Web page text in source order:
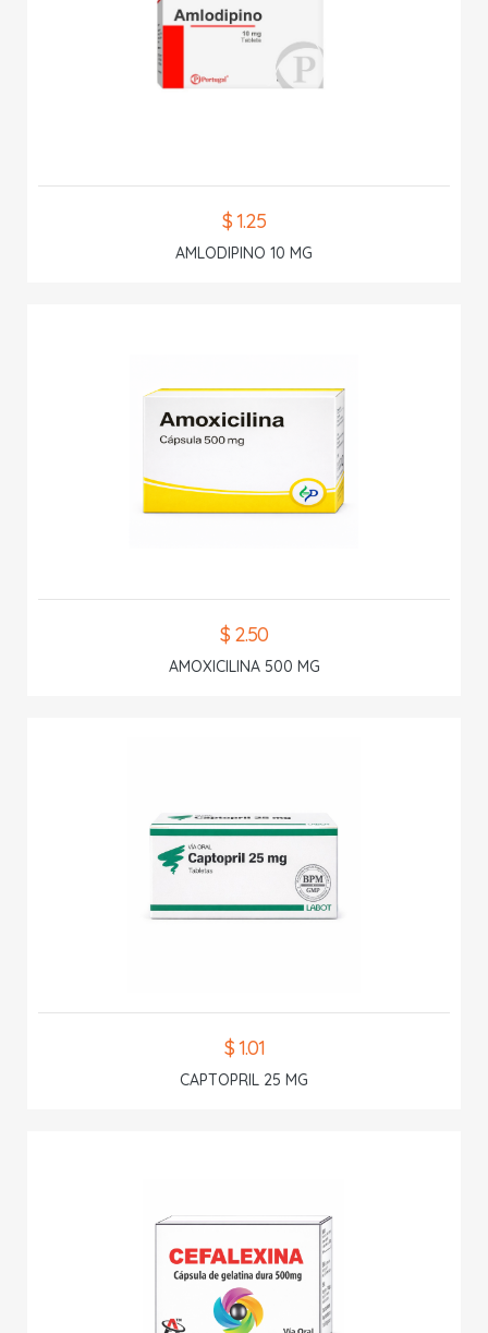
$ 1.25
AMLODIPINO 10 MG
$ 2.50
AMOXICILINA 500 MG
$ 1.01
CAPTOPRIL 25 MG